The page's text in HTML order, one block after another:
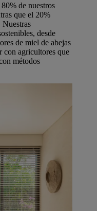
de nuestros
que el 20%
Nuestras
desde
de miel de abejas
con agricultores que
métodos